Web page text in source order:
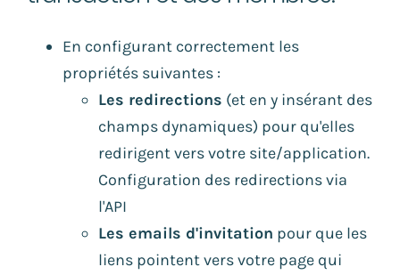
En configurant correctement les
propriétés suivantes :
Les redirections (et en y insérant des
champs dynamiques) pour qu'elles
redirigent vers votre site/application.
Configuration des redirections via
l'API
Les emails d'invitation pour que les
liens pointent vers votre page qui